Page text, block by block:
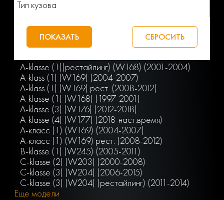
Тип кузова
A-klasse (1)(рестайлинг) (W168) (2001-2004)
A-klass (1) (W169) (2004-2007)
A-klass (1) (W169) рест. (2008-2012)
A-klasse (1) (W168) (1997-2001)
A-klasse (3) (W176) (2012-2018)
A-klasse (4) (W177) (2018-наст.время)
A-класс (1) (W169) (2004-2007)
A-класс (1) (W169) рест. (2008-2012)
B-klasse (1) (W245) (2005-2011)
C-klasse (2) (W203) (2000-2008)
C-klasse (3) (W204) (2006-2015)
C-klasse (3) (W204) (рестайлинг) (2011-2014)
Еще модели